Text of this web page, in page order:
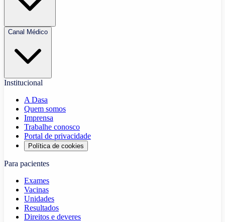
Canal Médico
Institucional
A Dasa
Quem somos
Imprensa
Trabalhe conosco
Portal de privacidade
Política de cookies
Para pacientes
Exames
Vacinas
Unidades
Resultados
Direitos e deveres